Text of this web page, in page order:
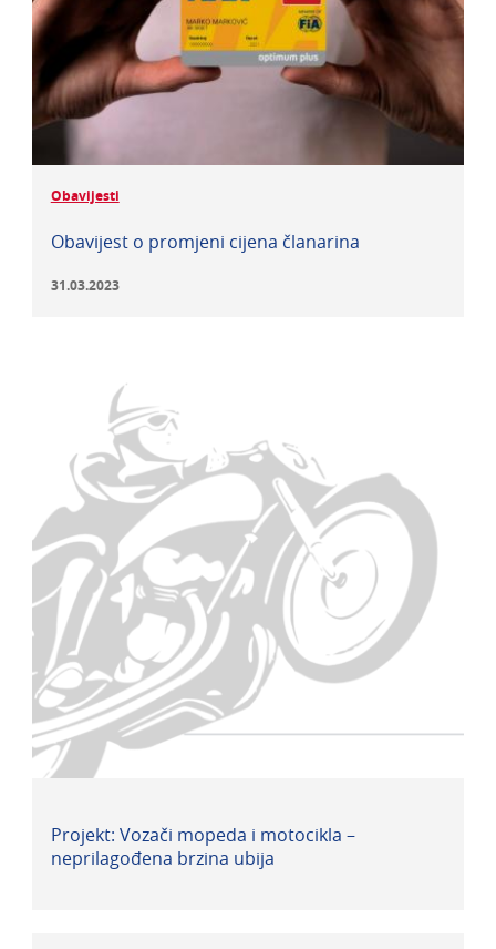
Obavijesti
Obavijest o promjeni cijena članarina
31.03.2023
Projekt: Vozači mopeda i motocikla –
neprilagođena brzina ubija